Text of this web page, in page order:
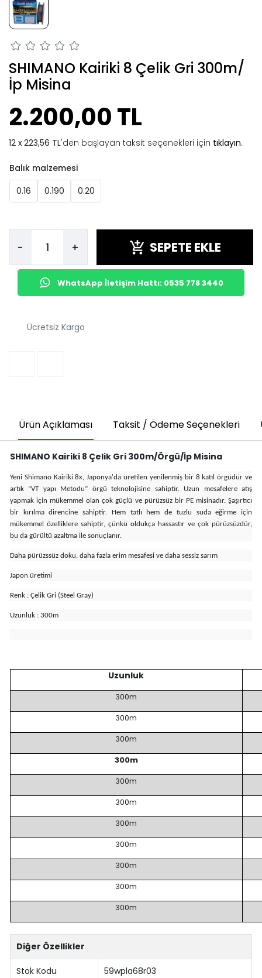
SHIMANO Kairiki 8 Çelik Gri 300m/
İp Misina
2.200,00 TL
223,56 TL'den başlayan taksit seçenekleri için tıklayın.
Balık malzemesi
0.16
0.190 0.20
- + SEPETE EKLE
WhatsApp İletişim Hattı: 0535 778 3440
Ücretsiz Kargo
Ürün Açıklaması Taksit / Ödeme Seçenekleri
SHIMANO Kairiki 8 Çelik Gri 300m/Örgü/İp Misina
Yeni Shimano Kairiki 8x, Japonya'da üretilen yenilenmiş bir 8 katıl örgüdür ve
artık “VT yapı Metodu” örgü teknolojisine sahiptir. Uzun mesafelere atış
yapmak için mükemmel olan çok güçlü ve pürüzsüz bir PE misinadır. Şaşırtıcı
bir kırılma direncine sahiptir. Hem tatlı hem de tuzlu suda eğirme için
mükemmel özelliklere sahiptir, çünkü oldukça hassastır ve çok pürüzsüzdür,
bu da gürültü azaltma ile sonuçlanır.
Daha pürüzssüz doku, daha fazla erim mesafesi ve daha sessiz sarım
Japon üretimi
Renk : Çelik Gri (Steel Gray)
Uzunluk : 300m
Uzunluk
300m
300m
300m
300m
300m
300m
300m
300m
300m
300m
300m
Diğer Özellikler
Stok Kodu 59wpla68r03